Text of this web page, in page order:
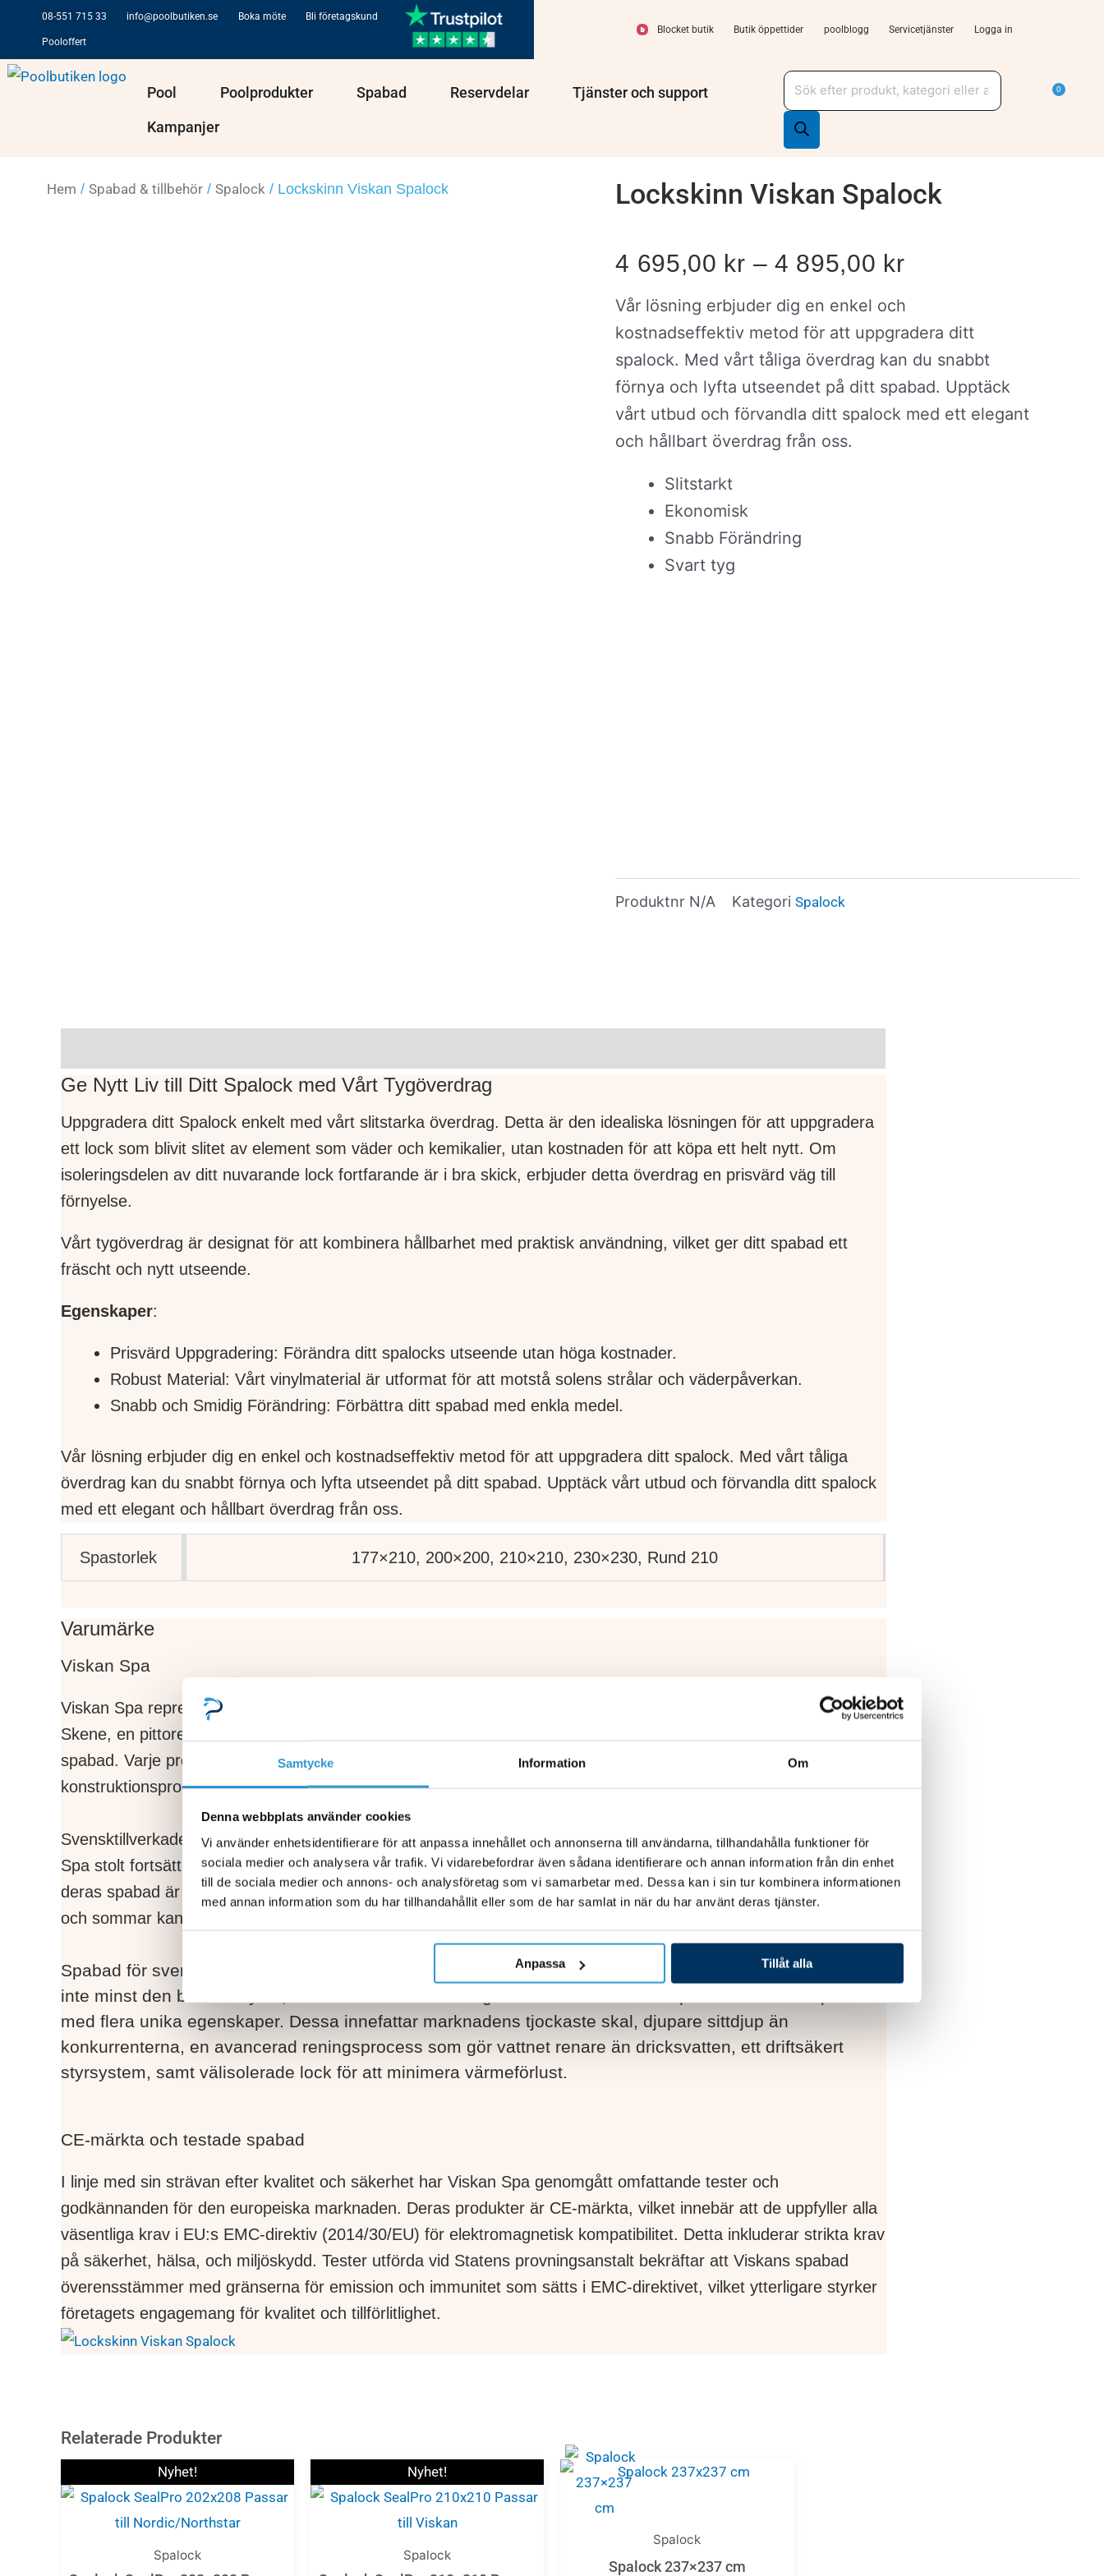
Samtycke Information Om
Denna webbplats använder cookies
Vi använder enhetsidentifierare för att anpassa innehållet och annonserna till användarna, tillhandahålla funktioner för
sociala medier och analysera vår trafik. Vi vidarebefordrar även sådana identifierare och annan information från din enhet
till de sociala medier och annons- och analysföretag som vi samarbetar med. Dessa kan i sin tur kombinera informationen
med annan information som du har tillhandahållit eller som de har samlat in när du har använt deras tjänster.
Anpassa Tillåt alla
innehåll
08-551 715 33 info@poolbutiken.se Boka möte Bli företagskund
Pooloffert
Blocket butik Butik öppettider poolblogg Servicetjänster Logga in
Pool Öppna PoolPoolprodukter Öppna Poolprodukter
Spabad Öppna Spabad
Reservdelar Öppna Reservdelar
Tjänster och support Öppna Tjänster och support
Kampanjer
Produktsökning 0
Hem / Spabad & tillbehör/ Spalock / Lockskinn Viskan Spalock Lockskinn Viskan Spalock
4 695,00 kr – 4 895,00 krPrice
4
695,00 kr
through
4
895,00 kr
Vår lösning erbjuder dig en enkel och
kostnadseffektiv metod för att uppgradera ditt
spalock. Med vårt tåliga överdrag kan du snabbt
förnya och lyfta utseendet på ditt spabad. Upptäck
vårt utbud och förvandla ditt spalock med ett elegant
och hållbart överdrag från oss.
Slitstarkt
Ekonomisk
Snabb Förändring
Svart tyg
Produktnr N/A Kategori Spalock
Ge Nytt Liv till Ditt Spalock med Vårt Tygöverdrag
Uppgradera ditt Spalock enkelt med vårt slitstarka överdrag. Detta är den idealiska lösningen för att uppgradera
ett lock som blivit slitet av element som väder och kemikalier, utan kostnaden för att köpa ett helt nytt. Om
isoleringsdelen av ditt nuvarande lock fortfarande är i bra skick, erbjuder detta överdrag en prisvärd väg till
förnyelse.
Vårt tygöverdrag är designat för att kombinera hållbarhet med praktisk användning, vilket ger ditt spabad ett
fräscht och nytt utseende.
Egenskaper:
Prisvärd Uppgradering: Förändra ditt spalocks utseende utan höga kostnader.
Robust Material: Vårt vinylmaterial är utformat för att motstå solens strålar och väderpåverkan.
Snabb och Smidig Förändring: Förbättra ditt spabad med enkla medel.
Vår lösning erbjuder dig en enkel och kostnadseffektiv metod för att uppgradera ditt spalock. Med vårt tåliga
överdrag kan du snabbt förnya och lyfta utseendet på ditt spabad. Upptäck vårt utbud och förvandla ditt spalock
med ett elegant och hållbart överdrag från oss.
Spastorlek 177×210, 200×200, 210×210, 230×230, Rund 210
Varumärke
Viskan Spa
Viskan Spa representerar svensk industritradition och innovation i sitt unika erbjudande av spabad. Beläget i
Skene, en pittoresk del av Sjuhäradsbygden i Västsverige, står Viskan Spa som Sveriges enda tillverkare av
spabad. Varje produkt som levereras från deras anläggning är ett resultat av en noggrann och erfaren
konstruktionsprocess, som förenar historiskt nedärvda värden med modern teknologi.
Svensktillverkade produkter har alltid varit kända för sin höga kvalitet och användarvänlighet, ett arv som Viskan
Spa stolt fortsätter att förvalta och utveckla. Deras engagemang för kvalitet och innovation framgår tydligt i hur
deras spabad är anpassade för de utmanande svenska förhållandena, där temperaturvariationerna mellan vinter
och sommar kan vara extremt stora.
Spabad för svenska förhållanden För att tackla de särskilda utmaningarna med det svenska klimatet –
inte minst den bitande kylan, den råa fukten och kraftiga vinden – har Viskan Spa utformat sina spabad
med flera unika egenskaper. Dessa innefattar marknadens tjockaste skal, djupare sittdjup än
konkurrenterna, en avancerad reningsprocess som gör vattnet renare än dricksvatten, ett driftsäkert
styrsystem, samt välisolerade lock för att minimera värmeförlust.
CE-märkta och testade spabad
I linje med sin strävan efter kvalitet och säkerhet har Viskan Spa genomgått omfattande tester och
godkännanden för den europeiska marknaden. Deras produkter är CE-märkta, vilket innebär att de uppfyller alla
väsentliga krav i EU:s EMC-direktiv (2014/30/EU) för elektromagnetisk kompatibilitet. Detta inkluderar strikta krav
på säkerhet, hälsa, och miljöskydd. Tester utförda vid Statens provningsanstalt bekräftar att Viskans spabad
överensstämmer med gränserna för emission och immunitet som sätts i EMC-direktivet, vilket ytterligare styrker
företagets engagemang för kvalitet och tillförlitlighet.
Relaterade Produkter
Nyhet!
Spalock
Nyhet!
Spalock
Spalock
Spalock 237×237 cm